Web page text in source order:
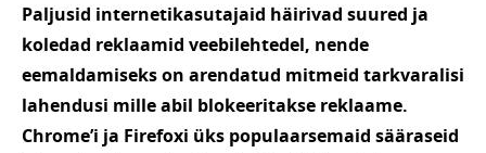
Paljusid internetikasutajaid häirivad suured ja
koledad reklaamid veebilehtedel, nende
eemaldamiseks on arendatud mitmeid tarkvaralisi
lahendusi mille abil blokeeritakse reklaame.
Chrome’i ja Firefoxi üks populaarsemaid sääraseid